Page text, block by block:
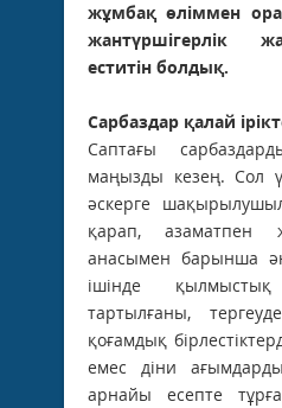
жұмбақ өліммен
жантүршігерлік
еститін болдық.
Сарбаздар қалай
Саптағы
маңызды кезең. Сол
әскерге
қарап,
анасымен барынша
ішінде қылмыстық
тартылғаны,
қоғамдық
емес діни
арнайы есепте